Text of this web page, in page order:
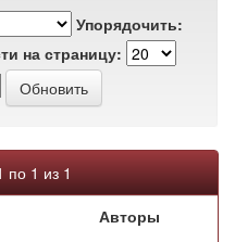
Упорядочить:
на страницу:
по 1 из 1
Авторы